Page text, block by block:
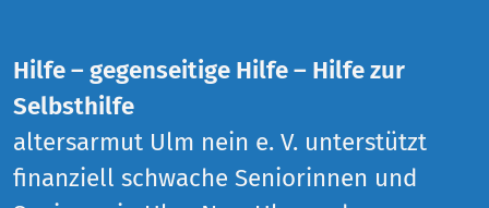
Hilfe – gegenseitige Hilfe – Hilfe zur
Selbsthilfe
altersarmut Ulm nein e. V. unterstützt
finanziell schwache Seniorinnen und